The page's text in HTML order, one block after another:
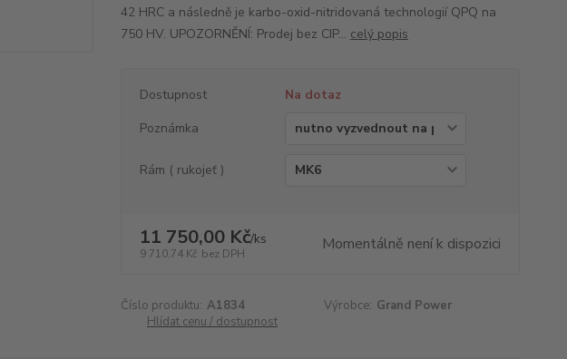
42 HRC a následně je karbo-oxid-nitridovaná technologií QPQ na
750 HV. UPOZORNĚNÍ: Prodej bez CIP... celý popis
Dostupnost
Na dotaz
Poznámka
Rám ( rukojeť )
11 750,00 Kč/ks
9 710,74 Kč bez DPH Momentálně není k dispozici
Číslo produktu: A1834 Výrobce: Grand Power
Hlídat cenu / dostupnost